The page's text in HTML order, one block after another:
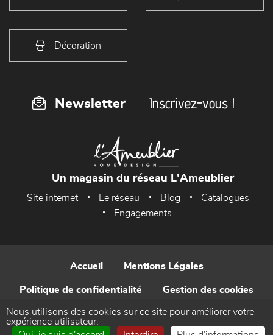
Décoration
Newsletter Inscrivez-vous !
Un magasin du réseau L'Ameublier
Site internet Le réseau Blog
Catalogues
Engagements
Accueil Mentions Légales
Politique de confidentialité Gestion des cookies
Contact
Nous utilisons des cookies sur ce site pour améliorer votre
expérience utilisateur.